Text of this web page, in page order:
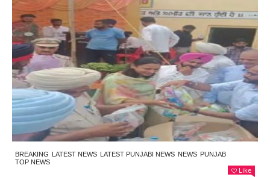
BREAKING LATEST NEWS LATEST PUNJABI NEWS NEWS PUNJAB
TOP NEWS
Like